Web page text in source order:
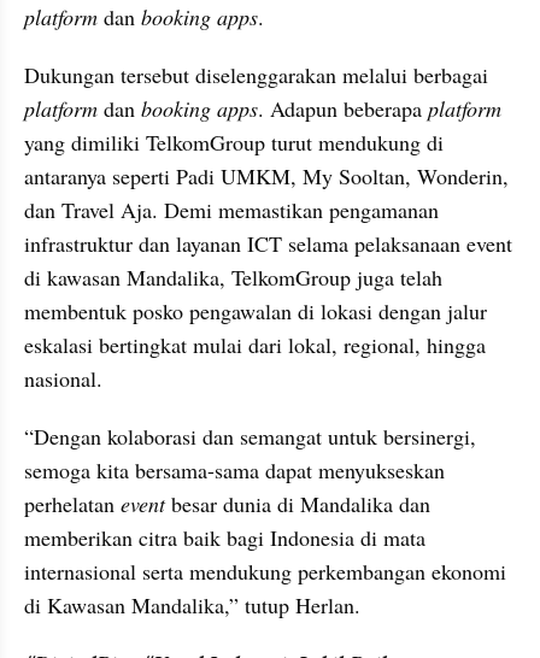
platform dan booking apps.
platform dan booking apps. Adapun beberapa platform
yang dimiliki TelkomGroup turut mendukung di
antaranya seperti Padi UMKM, My Sooltan, Wonderin,
dan Travel Aja. Demi memastikan pengamanan
infrastruktur dan layanan ICT selama pelaksanaan event
di kawasan Mandalika, TelkomGroup juga telah
membentuk posko pengawalan di lokasi dengan jalur
eskalasi bertingkat mulai dari lokal, regional, hingga
nasional.
“Dengan kolaborasi dan semangat untuk bersinergi,
semoga kita bersama-sama dapat menyukseskan
perhelatan event besar dunia di Mandalika dan
memberikan citra baik bagi Indonesia di mata
internasional serta mendukung perkembangan ekonomi
di Kawasan Mandalika,” tutup Herlan.